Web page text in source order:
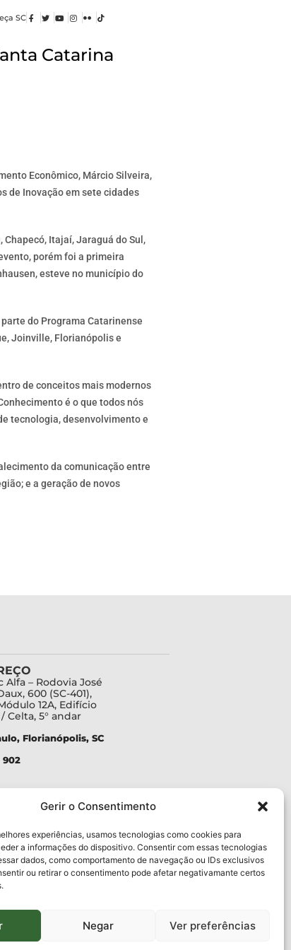
Gerir o Consentimento
experiências, usamos tecnologias como cookies para
a informações do dispositivo. Consentir com essas tecnologias
dados, como comportamento de navegação ou IDs exclusivos
ou retirar o consentimento pode afetar negativamante certos
Negar Ver preferências
SC
Catarina
Econômico, Márcio Silveira,
de Inovação em sete cidades
Itajaí, Jaraguá do Sul,
porém foi a primeira
esteve no município do
do Programa Catarinense
Joinville, Florianópolis e
de conceitos mais modernos
é o que todos nós
tecnologia, desenvolvimento e
da comunicação entre
e a geração de novos
Alfa – Rodovia José
600 (SC-401),
12A, Edifício
Celta, 5° andar
Florianópolis, SC
902